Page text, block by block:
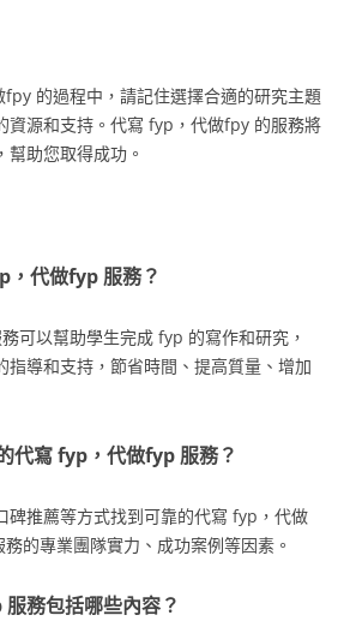
的過程中，請記住選擇合適的研究主題
資源和支持。代寫 fyp，代做fpy 的服務將
助您取得成功。
，代做fyp 服務？
可以幫助學生完成 fyp 的寫作和研究，
指導和支持，節省時間、提高質量、增加
代寫 fyp，代做fyp 服務？
碑推薦等方式找到可靠的代寫 fyp，代做
的專業團隊實力、成功案例等因素。
務包括哪些內容？